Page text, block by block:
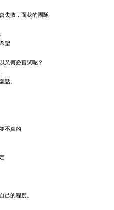
失敗，而我的團隊
望
又何必嘗試呢？
話。
不真的
己的程度。